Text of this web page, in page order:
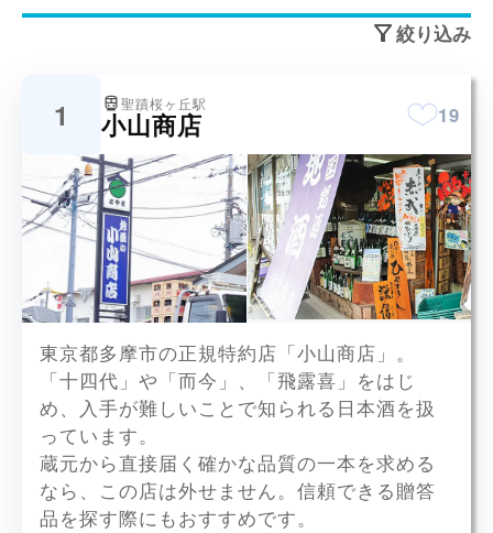
絞り込み
1 聖蹟桜ヶ丘駅
小山商店 19
十四代、而今、飛露喜など
東京都多摩市の正規特約店「小山商店」。
「十四代」や「而今」、「飛露喜」をはじ
め、入手が難しいことで知られる日本酒を扱
っています。
蔵元から直接届く確かな品質の一本を求める
なら、この店は外せません。信頼できる贈答
品を探す際にもおすすめです。